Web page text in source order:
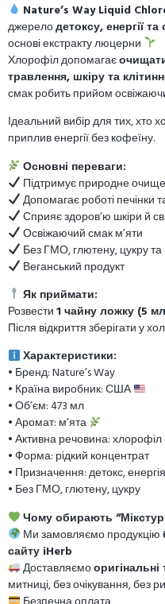
Nature’s Way Liquid
джерелодетоксу, енергії
основі екстракту люцерни
Хлорофіл допомагає
травлення, шкіру та
смак робить прийом
Ідеальний вибір для тих, хто
приплив енергії без кофеїну.
Основні переваги:
Підтримує природне
Допомагає роботі печінки
Сприяє здоров’ю шкіри й
Освіжаючий смак м’яти
Без ГМО, глютену, цукру та
Веганський продукт
Як приймати:
Розвести1 чайну ложку (5
Після відкриття зберігати у
Характеристики:
• Бренд: Nature’s Way
• Країна виробник: США
• Об’єм: 473 мл
• Аромат: м’ята
• Активна речовина:
• Форма: рідкий концентрат
• Призначення: детокс,
• Без ГМО, глютену, цукру
Чому обирають
Ми замовляємо продукцію
сайту iHerb
Доставляємо
митниці, без очікування, без